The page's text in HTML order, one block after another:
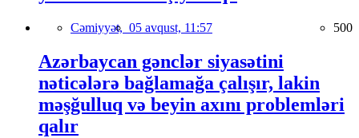
Cəmiyyət, 05 avqust, 11:57 500
Azərbaycan gənclər siyasətini
nəticələrə bağlamağa çalışır, lakin
məşğulluq və beyin axını problemləri
qalır